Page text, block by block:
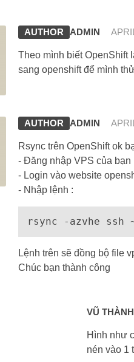
ADMIN
Theo mình biết OpenShift
sang openshift để mình
ADMIN
Rsync trên OpenShift ok
- Đăng nhập VPS của bạn
- Login vào website
- Nhập lệnh :
rsync -azvhe
Lệnh trên sẽ đồng bộ file
Chúc bạn thành công
VŨ
Hình như
nén vào 1